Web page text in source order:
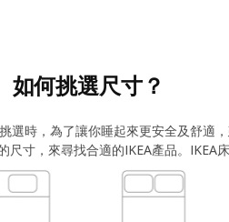
如何挑選尺寸？
選時，為了讓你睡起來更安全及舒適，
尺寸，來尋找合適的IKEA產品。IKEA